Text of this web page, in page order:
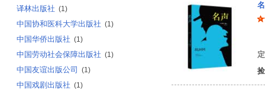
译林出版社 (1)
中国协和医科大学出版社 (1)
中国华侨出版社 (1)
中国劳动社会保障出版社 (1)
中国友谊出版公司 (1)
中国戏剧出版社 (1)